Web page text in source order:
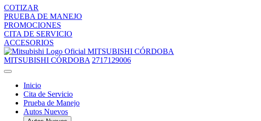
COTIZAR
PRUEBA DE MANEJO
PROMOCIONES
CITA DE SERVICIO
ACCESORIOS
MITSUBISHI CÓRDOBA
MITSUBISHI CÓRDOBA 2717129006
Inicio
Cita de Servicio
Prueba de Manejo
Autos Nuevos